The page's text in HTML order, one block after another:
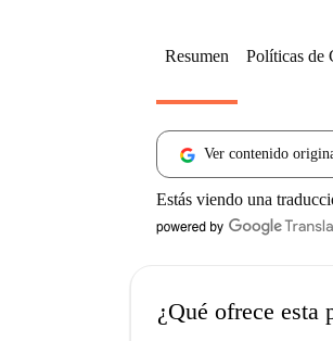
Resumen Políticas de
Ver contenido
Estás viendo una
¿Qué ofrece esta